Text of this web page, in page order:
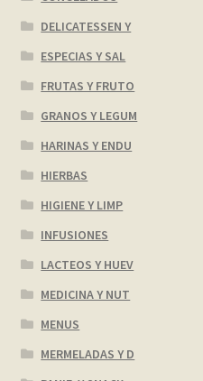
DELICATESSEN Y
ESPECIAS Y SAL
FRUTAS Y FRUTO
GRANOS Y LEGUM
HARINAS Y ENDU
HIERBAS
HIGIENE Y LIMP
INFUSIONES
LACTEOS Y HUEV
MEDICINA Y NUT
MENUS
MERMELADAS Y D